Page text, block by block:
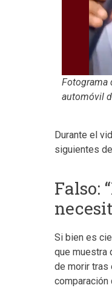
Fotograma
automóvil
Durante el
siguientes
Falso:
Si bien es
que muestra
de morir tras